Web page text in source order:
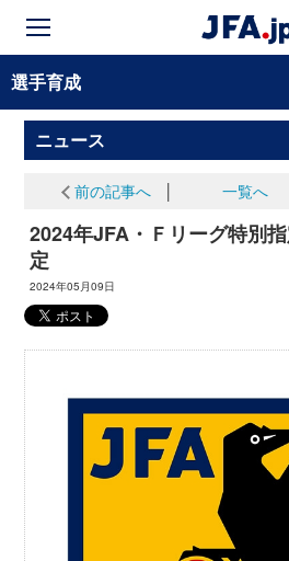
選手育成
ニュース
前の記事へ 一覧へ
2024年JFA・Ｆリーグ特別
定
2024年05月09日